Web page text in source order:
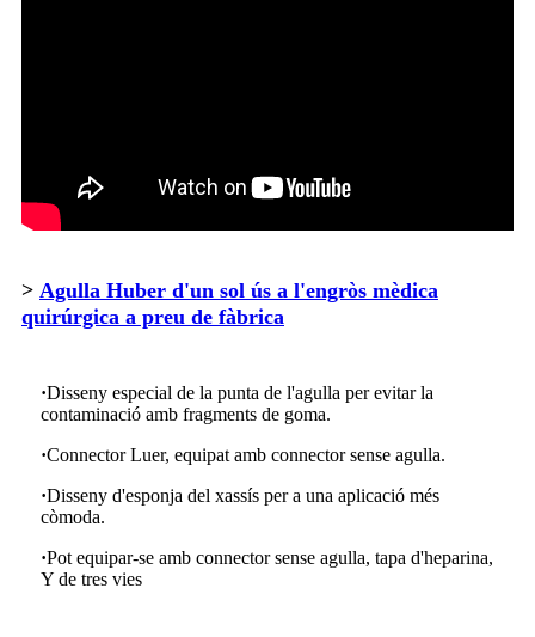
> Agulla Huber d'un sol ús a l'engròs mèdica
quirúrgica a preu de fàbrica
·Disseny especial de la punta de l'agulla per evitar la
contaminació amb fragments de goma.
·Connector Luer, equipat amb connector sense agulla.
·Disseny d'esponja del xassís per a una aplicació més
còmoda.
·Pot equipar-se amb connector sense agulla, tapa d'heparina,
Y de tres vies